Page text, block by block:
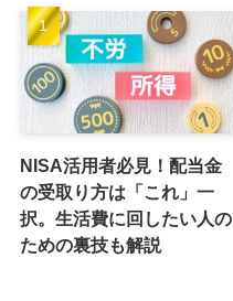
NISA活用者必見！配当金
の受取り方は「これ」一
択。生活費に回したい人の
ための裏技も解説